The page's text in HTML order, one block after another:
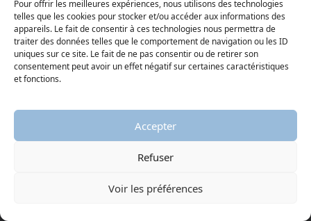
Pour offrir les meilleures expériences, nous utilisons des technologies
telles que les cookies pour stocker et/ou accéder aux informations des
appareils. Le fait de consentir à ces technologies nous permettra de
traiter des données telles que le comportement de navigation ou les ID
uniques sur ce site. Le fait de ne pas consentir ou de retirer son
consentement peut avoir un effet négatif sur certaines caractéristiques
et fonctions.
Accepter
Refuser
Voir les préférences
> Voir toutes les expositions
MEDIATHEQUE
Images
Podcasts
Ebooks
PAGES PRATIQUES
Faire un don
Musées et Partenaires